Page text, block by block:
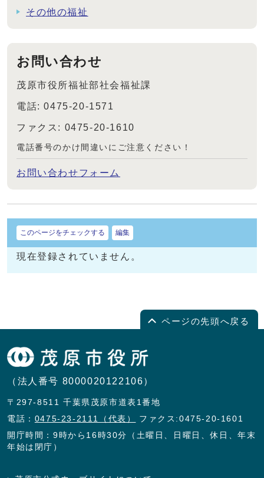
その他の福祉
お問い合わせ
茂原市役所福祉部社会福祉課
電話: 0475-20-1571
ファクス: 0475-20-1610
電話番号のかけ間違いにご注意ください！
お問い合わせフォーム
このページをチェックする 編集
現在登録されていません。
ページの先頭へ戻る
（法人番号 8000020122106）
〒297-8511 千葉県茂原市道表1番地
電話： 0475-23-2111（代表）
ファクス:0475-20-1601
開庁時間：9時から16時30分（土曜日、日曜日、休日、年末
年始は閉庁）